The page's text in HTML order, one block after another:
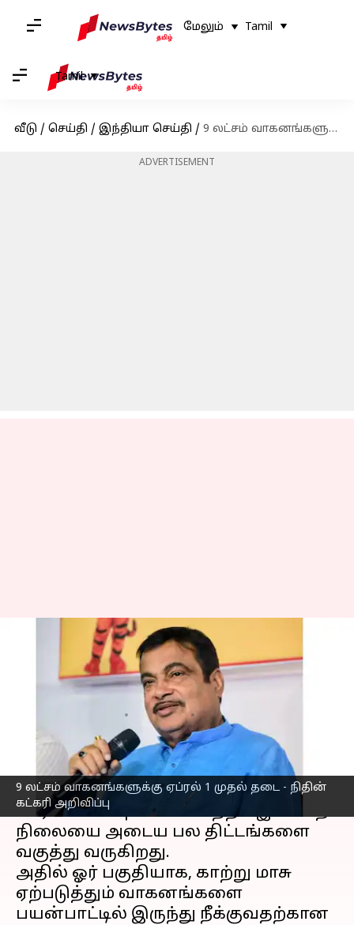
மேலும் Tamil
Tamil
வீடு / செய்தி / இந்தியா செய்தி / 9 லட்சம் வாகனங்களுக்கு ஏப்ரல் 1 முதல் தடை - நிதின் கட்கரி அறிவிப்பு
ADVERTISEMENT
9 லட்சம் வாகனங்களுக்கு ஏப்ரல் 1 முதல் தடை - நிதின்
கட்கரி அறிவிப்பு
9 லட்சம் வாகனங்களுக்கு
ஏப்ரல் 1 முதல் தடை -
நிதின் கட்கரி அறிவிப்பு
Jan 31, 2023 08:29 pm
செய்தி முன்னோட்டம்
வரும் 2070ம் ஆண்டிற்குள் மத்திய அரசு
கார்பன் வாயு வெளியேற்றம் இல்லாத
நிலையை அடைய பல திட்டங்களை
வகுத்து வருகிறது.
அதில் ஓர் பகுதியாக, காற்று மாசு
ஏற்படுத்தும் வாகனங்களை
பயன்பாட்டில் இருந்து நீக்குவதற்கான